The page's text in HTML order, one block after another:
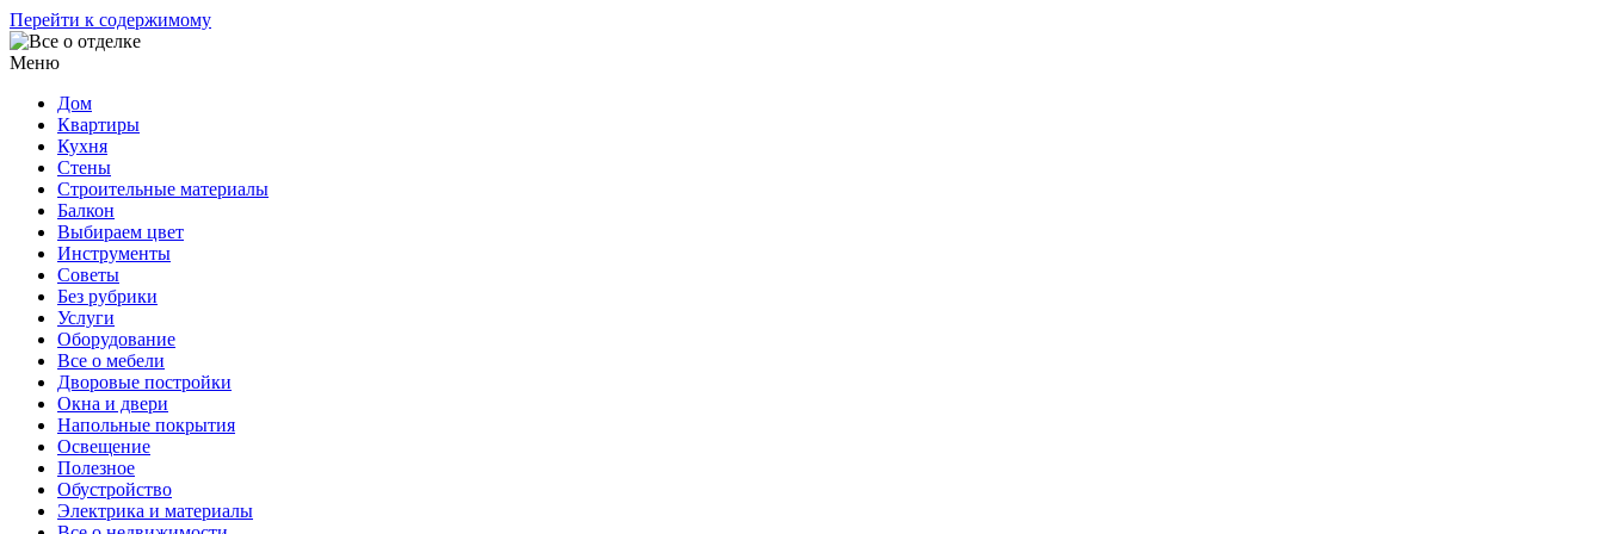
Перейти к содержимому
Меню
Дом
Квартиры
Кухня
Стены
Строительные материалы
Балкон
Выбираем цвет
Инструменты
Советы
Без рубрики
Услуги
Оборудование
Все о мебели
Дворовые постройки
Окна и двери
Напольные покрытия
Освещение
Полезное
Обустройство
Электрика и материалы